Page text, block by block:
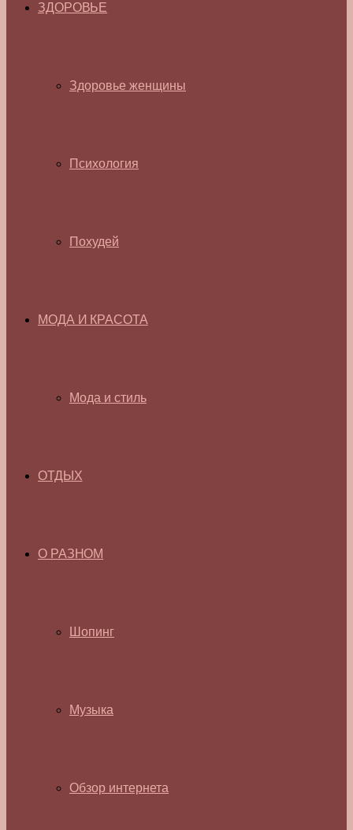
ЗДОРОВЬЕ
Здоровье женщины
Психология
Похудей
МОДА И КРАСОТА
Мода и стиль
ОТДЫХ
О РАЗНОМ
Шопинг
Музыка
Обзор интернета